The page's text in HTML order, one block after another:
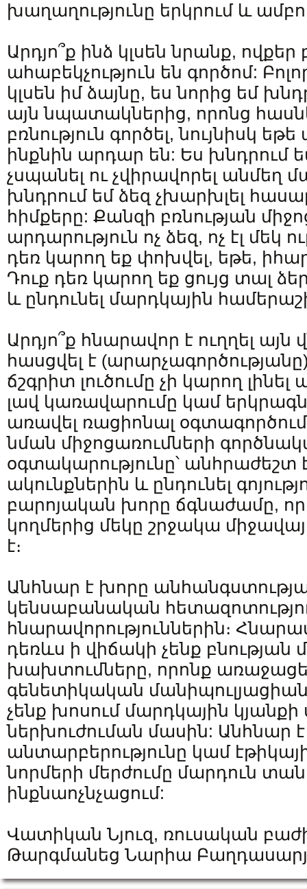
խաղաղությունը երկրում և
Արդյո՞ք ինձ կլսեն նրանք, ովքեր
ահաբեկչություն են գործոմ:
կլսեն իմ ձայնը, ես նորից եմ
այն նպատակներից, որոնց
բռնություն գործել, նույնիսկ
ինքնին արդար են: Ես խնդրում
չսպանել ու չվիրավորել անմեղ
խնդրում եմ ձեզ չխարխլել
հիմքերը: Քանզի բռնության
արդարություն ոչ ձեզ, ոչ էլ մեկ
դեռ կարող եք փոխվել, եթե,
Դուք դեռ կարող եք ցույց տալ
և ընդունել մարդկային
Արդյո՞ք հնարավոր է ուղղել
հասցվել է
ճշգրիտ լուծումը չի կարող
լավ կառավարումը կամ
առավել ռացիոնալ
նման միջոցառումների
օգտակարությունը՝ անհրաժեշտ
ակունքներին և ընդունել
բարոյական խորը ճգնաժամը,
կողմերից մեկը շրջակա
է։
Անհնար է խորը
կենսաբանական
հնարավորություններին։
դեռևս ի վիճակի չենք բնության
խախտումները, որոնք
գենետիկական
չենք խոսում մարդկային կյանքի
ներխուժուման մասին: Անհնար է
անտարբերությունը կամ
նորմերի մերժումը մարդուն
ինքնաոչնչացում:
Վատիկան Նյուզ, ռուսական
Թարգմանեց Նարիա